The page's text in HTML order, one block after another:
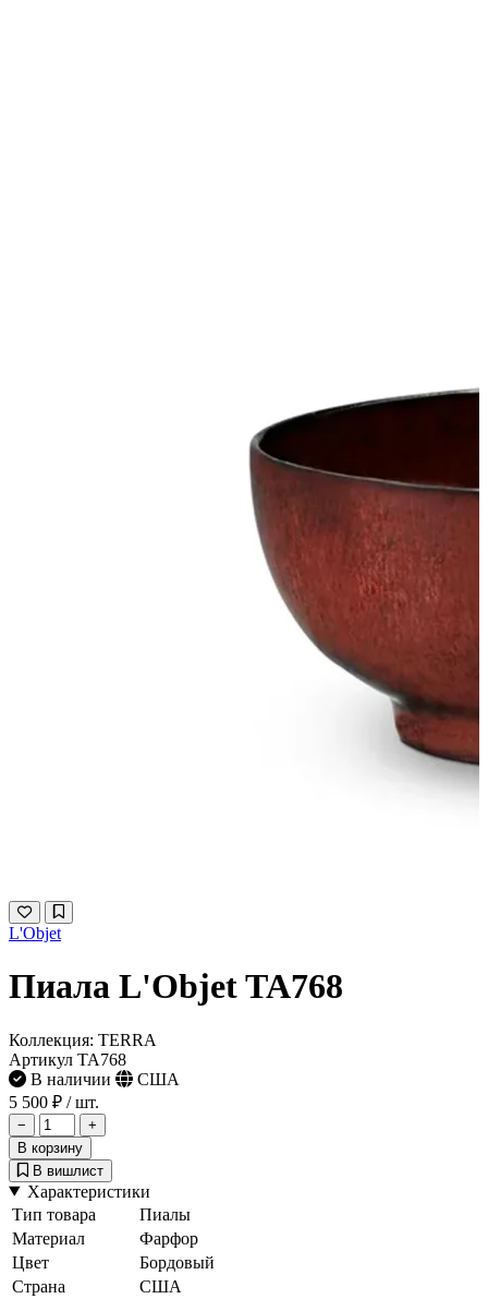
L'Objet
Пиала L'Objet TA768
Коллекция: TERRA
Артикул TA768
В наличии
США
5 500 ₽ / шт.
−
+
В корзину
В вишлист
Характеристики
Тип товара
Пиалы
Материал
Фарфор
Цвет
Бордовый
Страна
США